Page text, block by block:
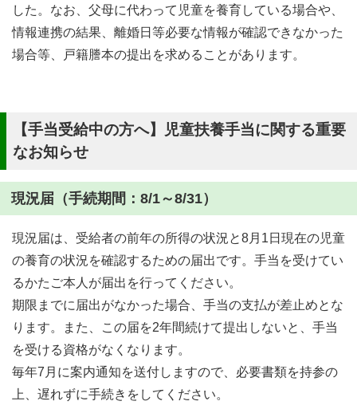
した。なお、父母に代わって児童を養育している場合や、
情報連携の結果、離婚日等必要な情報が確認できなかった
場合等、戸籍謄本の提出を求めることがあります。
【手当受給中の方へ】児童扶養手当に関する重要
なお知らせ
現況届（手続期間：8/1～8/31）
現況届は、受給者の前年の所得の状況と8月1日現在の児童
の養育の状況を確認するための届出です。手当を受けてい
るかたご本人が届出を行ってください。
期限までに届出がなかった場合、手当の支払が差止めとな
ります。また、この届を2年間続けて提出しないと、手当
を受ける資格がなくなります。
毎年7月に案内通知を送付しますので、必要書類を持参の
上、遅れずに手続きをしてください。